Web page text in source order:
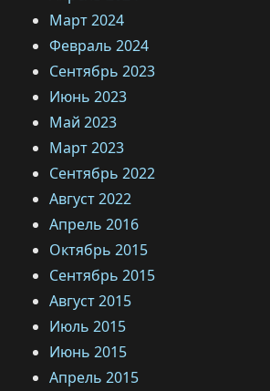
Март 2024
Февраль 2024
Сентябрь 2023
Июнь 2023
Май 2023
Март 2023
Сентябрь 2022
Август 2022
Апрель 2016
Октябрь 2015
Сентябрь 2015
Август 2015
Июль 2015
Июнь 2015
Апрель 2015